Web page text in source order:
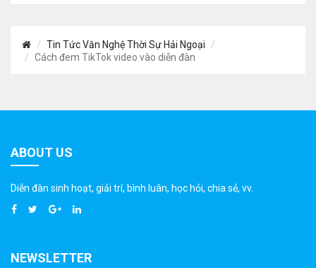
Tin Tức Văn Nghệ Thời Sự Hải Ngoại
Cách đem TikTok video vào diễn đàn
ABOUT US
Diễn đàn sinh hoạt, giải trí, bình luân, học hỏi, chia sẻ, vv.
NEWSLETTER